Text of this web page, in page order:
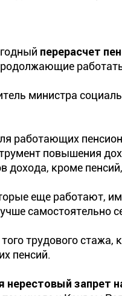
перерасчет
министра
работающих
повышения
кроме
еще работают,
самостоятельно
трудового
пенсий.
нерестовый запрет